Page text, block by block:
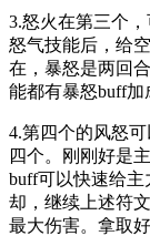
3.怒火在第三个
怒气技能后，给
在，暴怒是两回
能都有暴怒buff加
4.第四个的风怒
四个。刚刚好是
buff可以快速给
却，继续上述符
最大伤害。拿取